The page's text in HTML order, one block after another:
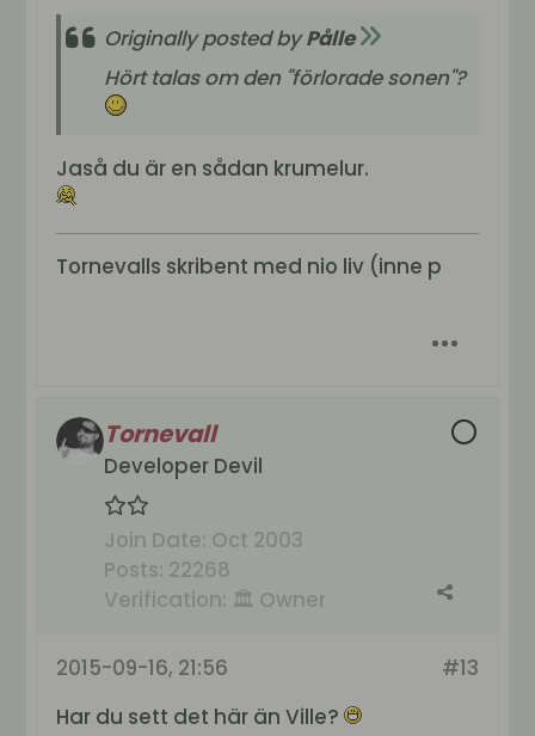
Originally posted byPålle
Hört talas om den "förlorade sonen"?
Jaså du är en sådan krumelur.
Tornevalls skribent med nio liv (inne p
Tornevall
Developer Devil
Join Date: Oct 2003
Posts: 22268
Verification: 🏛️ Owner
#13
2015-09-16, 21:56
Har du sett det här än Ville?